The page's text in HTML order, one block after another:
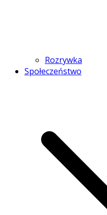
Rozrywka
Społeczeństwo